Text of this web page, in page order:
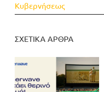
Κυβερνήσεως
ΣΧΕΤΙΚΑ ΑΡΘΡΑ